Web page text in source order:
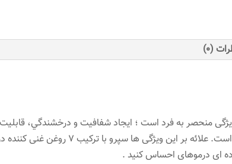
رنگ
یخی
(0)
منحصر به فرد است ؛ ايجاد شفافيت و درخشندگي، قابليت
رنگ طبيعي و نرمي در مو از ویژگی
ای درموهای احساس کنید .